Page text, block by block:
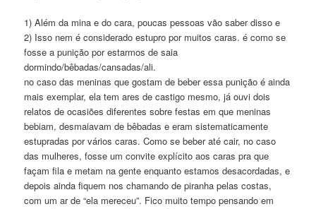
1) Além da mina e do cara, poucas pessoas vão saber disso e
2) Isso nem é considerado estupro por muitos caras. é como se
fosse a punição por estarmos de saia
dormindo/bêbadas/cansadas/ali.
no caso das meninas que gostam de beber essa punição é ainda
mais exemplar, ela tem ares de castigo mesmo, já ouvi dois
relatos de ocasiões diferentes sobre festas em que meninas
bebiam, desmaiavam de bêbadas e eram sistematicamente
estupradas por vários caras. Como se beber até cair, no caso
das mulheres, fosse um convite explícito aos caras pra que
façam fila e metam na gente enquanto estamos desacordadas, e
depois ainda fiquem nos chamando de piranha pelas costas,
com um ar de “ela mereceu”. Fico muito tempo pensando em